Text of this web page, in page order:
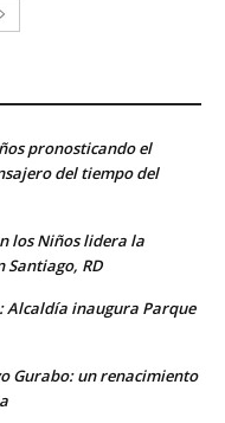
pronosticando el
del tiempo del
los Niños lidera la
Santiago, RD
Alcaldía inaugura Parque
Gurabo: un renacimiento